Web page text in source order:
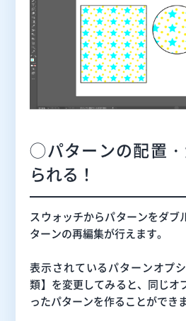
◯パターンの配置
られる！
スウォッチからパターンをダブ
ターンの再編集が行えます。
表示されているパターンオプ
類】を変更してみると、同じオ
ったパターンを作ることができま